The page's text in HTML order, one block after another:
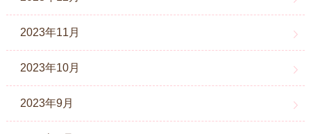
2023年11月
2023年10月
2023年9月